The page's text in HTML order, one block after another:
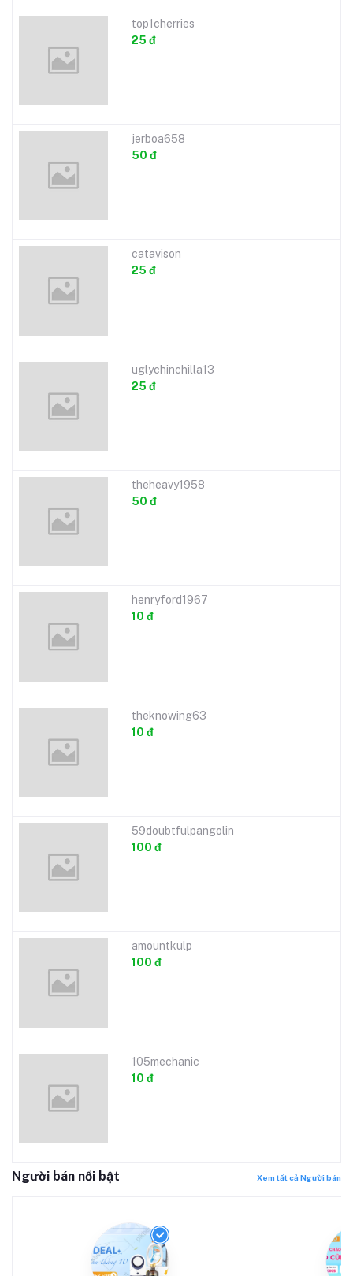
top1cherries
25 đ
jerboa658
50 đ
catavison
25 đ
uglychinchilla13
25 đ
theheavy1958
50 đ
henryford1967
10 đ
theknowing63
10 đ
59doubtfulpangolin
100 đ
amountkulp
100 đ
105mechanic
10 đ
Người bán nổi bật Xem tất cả Người bán